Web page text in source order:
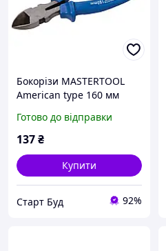
Бокорізи MASTERTOOL
American type 160 мм
Готово до відправки
137₴
Купити
Старт Буд 92%